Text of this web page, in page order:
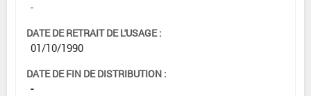
-
DATE DE RETRAIT DE L'USAGE :
01/10/1990
DATE DE FIN DE DISTRIBUTION :
-